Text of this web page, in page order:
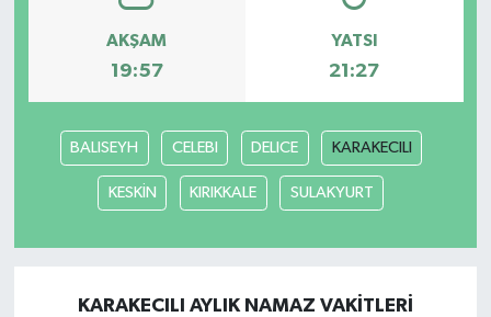
AKŞAM
19:57
YATSI
21:27
BALISEYH CELEBI DELICE KARAKECILI
KESKİN KIRIKKALE SULAKYURT
KARAKECILI AYLIK NAMAZ VAKITLERI